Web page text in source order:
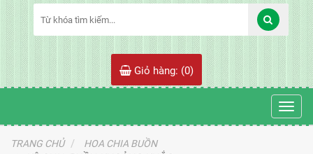
Giỏ hàng: (0)
TRANG CHỦ HOA CHIA BUỒN